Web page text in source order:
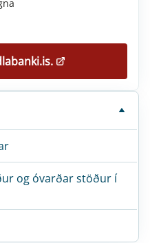
og óvarðar stöður í